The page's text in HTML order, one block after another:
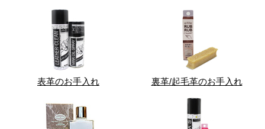
表革のお手入れ 裏革/起毛革のお手入れ